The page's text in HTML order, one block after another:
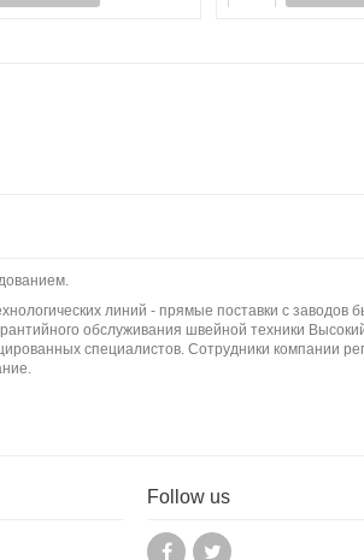
линий - прямые поставки с заводов
обслуживания швейной техники
специалистов. Сотрудники компании
Follow us